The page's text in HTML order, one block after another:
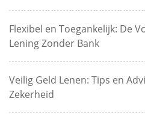
Flexibel en Toegankelijk: De
Lening Zonder Bank
Veilig Geld Lenen: Tips en
Zekerheid